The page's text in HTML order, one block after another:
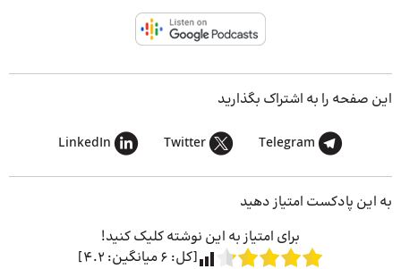
این صفحه را به اشتراک بگذارید
Telegram
Twitter
LinkedIn
به این پادکست امتیاز دهید
برای امتیاز به این نوشته کلیک کنید!
[کل: 6میانگین: 4.2
]